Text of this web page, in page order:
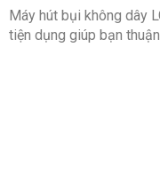
Tiện ích:Chống
cùng lúc.Điều
Thông tin
Kích thước – Khối
cm – Sâu 30 cm –
Máy hút bụi không dây
tiện dụng giúp bạn